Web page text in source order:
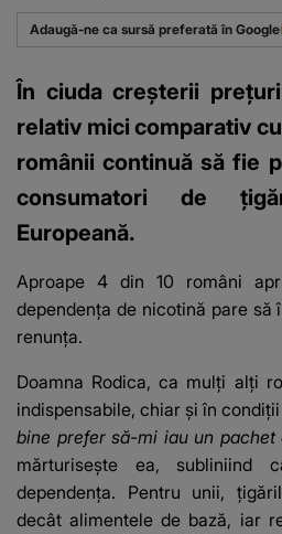
Adaugă-ne ca sursă preferată în Google
În ciuda creșterii
relativ mici comparativ
românii continuă să fie
consumatori de
Europeană.
Aproape 4 din 10 români
dependența de nicotină pare să
renunța.
Doamna Rodica, ca mulți alți
indispensabile, chiar și în
bine prefer să-mi iau un pachet
mărturisește ea, subliniind
dependența. Pentru unii,
decât alimentele de bază, iar